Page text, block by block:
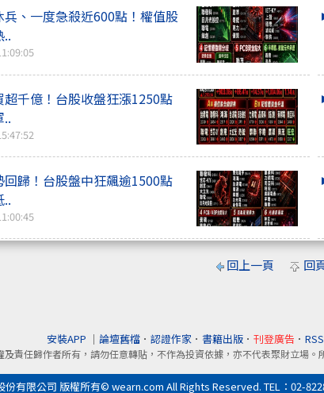
兵、一度急殺近600點！權值股
超千億！台股收盤狂漲1250點
..
回歸！台股盤中狂飆逾1500點
..
回上一頁 回
安裝APP ｜ 論壇舊檔． 認證作家． 書籍出版． 刊登廣告 ． RSS
及責任歸作者所有，請勿任意轉貼，不作為投資依據，亦不代表聚財立場
份有限公司 版權所有© wearn.com All Rights Reserved. TEL：02-